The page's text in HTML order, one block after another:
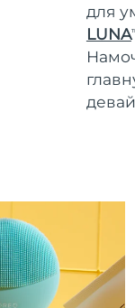
для
LUNA